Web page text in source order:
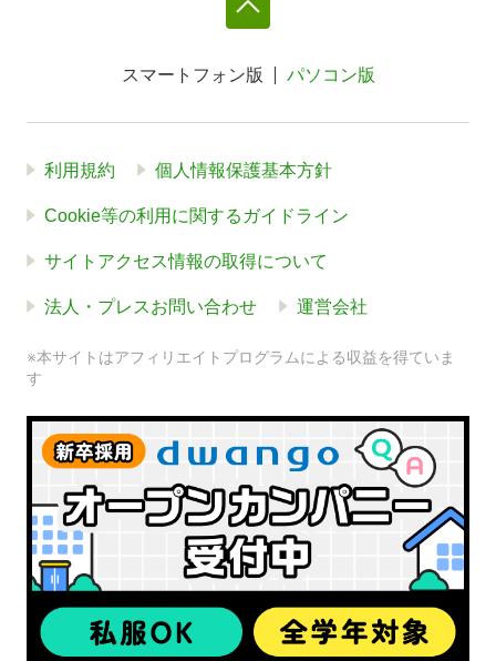
スマートフォン版 パソコン版
利用規約 個人情報保護基本方針
Cookie等の利用に関するガイドライン
サイトアクセス情報の取得について
法人・プレスお問い合わせ 運営会社
※本サイトはアフィリエイトプログラムによる収益を得ていま
す